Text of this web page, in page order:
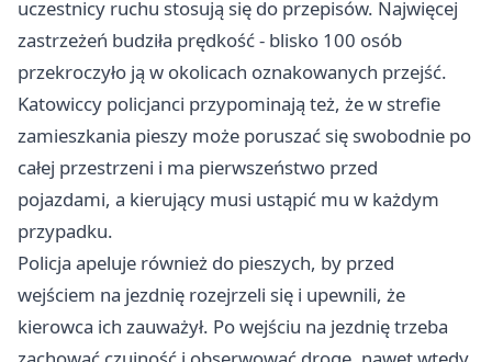
uczestnicy ruchu stosują się do przepisów. Najwięcej
zastrzeżeń budziła prędkość - blisko 100 osób
przekroczyło ją w okolicach oznakowanych przejść.
Katowiccy policjanci przypominają też, że w strefie
zamieszkania pieszy może poruszać się swobodnie po
całej przestrzeni i ma pierwszeństwo przed
pojazdami, a kierujący musi ustąpić mu w każdym
przypadku.
Policja apeluje również do pieszych, by przed
wejściem na jezdnię rozejrzeli się i upewnili, że
kierowca ich zauważył. Po wejściu na jezdnię trzeba